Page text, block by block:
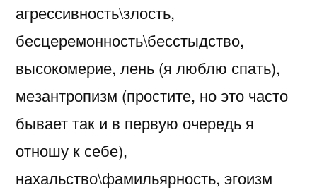
агрессивность\злость,
бесцеремонность\бесстыдство,
высокомерие, лень (я люблю спать),
мезантропизм (простите, но это часто
бывает так и в первую очередь я
отношу к себе),
нахальство\фамильярность, эгоизм